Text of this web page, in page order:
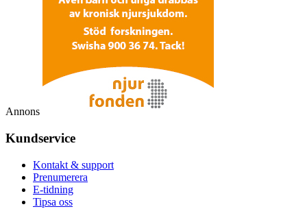
Annons
Kundservice
Kontakt & support
Prenumerera
E-tidning
Tipsa oss